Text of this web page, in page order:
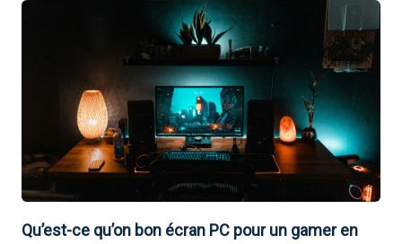
Qu’est-ce qu’on bon écran PC pour un gamer en